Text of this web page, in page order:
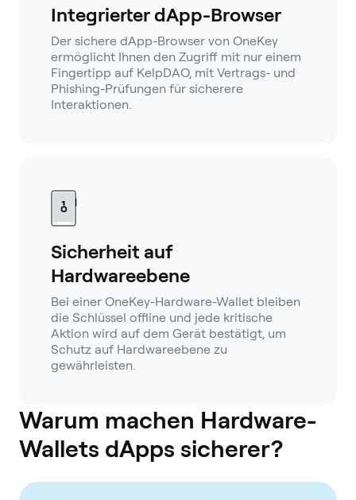
Integrierter dApp-Browser
Der sichere dApp-Browser von OneKey
ermöglicht Ihnen den Zugriff mit nur einem
Fingertipp auf KelpDAO, mit Vertrags- und
Phishing-Prüfungen für sicherere
Interaktionen.
Sicherheit auf
Hardwareebene
Bei einer OneKey-Hardware-Wallet bleiben
die Schlüssel offline und jede kritische
Aktion wird auf dem Gerät bestätigt, um
Schutz auf Hardwareebene zu
gewährleisten.
Warum machen Hardware-
Wallets dApps sicherer?